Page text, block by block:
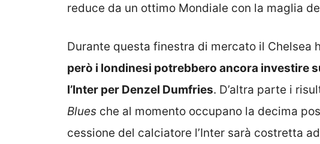
reduce da un ottimo Mondiale con la maglia
Durante questa finestra di mercato il Chelsea
però i londinesi potrebbero ancora investire
l’Inter per Denzel Dumfries. D’altra parte i
Blues che al momento occupano la decima
cessione del calciatore l’Inter sarà costretta